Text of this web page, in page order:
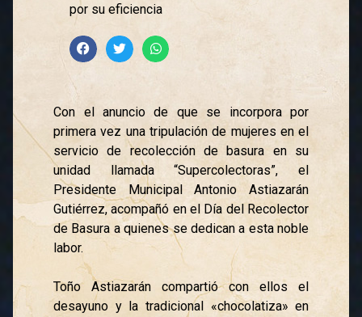
por su eficiencia
Con el anuncio de que se incorpora por
primera vez una tripulación de mujeres en el
servicio de recolección de basura en su
unidad llamada “Supercolectoras”, el
Presidente Municipal Antonio Astiazarán
Gutiérrez, acompañó en el Día del Recolector
de Basura a quienes se dedican a esta noble
labor.
Toño Astiazarán compartió con ellos el
desayuno y la tradicional «chocolatiza» en